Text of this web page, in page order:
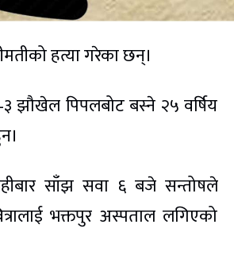
हत्या गरेका छन्।
झौखेल पिपलबोट बस्ने २५ वर्षिय
साँझ सवा ६ बजे सन्तोषले
भक्तपुर अस्पताल लगिएको